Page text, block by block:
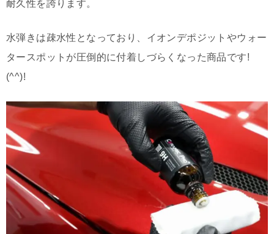
耐久性を誇ります。
水弾きは疎水性となっており、イオンデポジットやウォー
タースポットが圧倒的に付着しづらくなった商品です!
(^^)!